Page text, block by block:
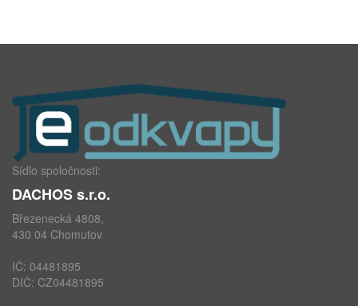
Sídlo spoločnosti:
DACHOS s.r.o.
Březenecká 4808,
430 04 Chomutov
IČ: 04481895
DIČ: CZ04481895